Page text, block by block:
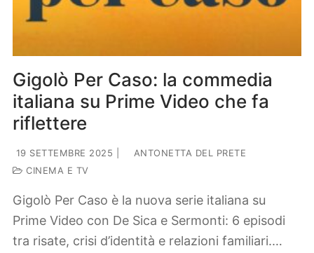
Gigolò Per Caso: la commedia
italiana su Prime Video che fa
riflettere
19 SETTEMBRE 2025
ANTONETTA DEL PRETE
CINEMA E TV
Gigolò Per Caso è la nuova serie italiana su
Prime Video con De Sica e Sermonti: 6 episodi
tra risate, crisi d’identità e relazioni familiari.…